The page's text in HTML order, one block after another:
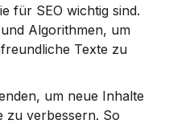
für SEO wichtig sind.
Algorithmen, um
Texte zu
um neue Inhalte
zu verbessern. So